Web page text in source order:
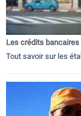
Les crédits
Tout savoir sur les